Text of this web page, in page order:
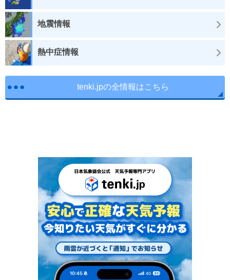
地震情報
熱中症情報
tenki.jpの全情報はこちら